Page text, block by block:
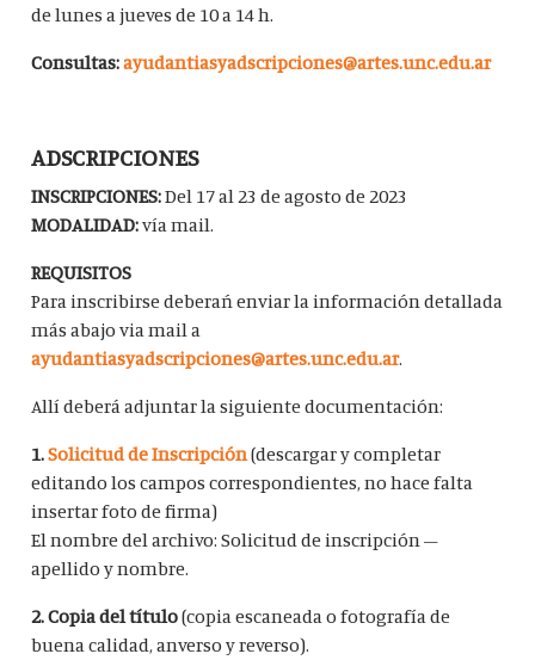
de lunes a jueves de 10 a 14 h.
Consultas:ayudantiasyadscripciones@artes.unc.edu.ar
ADSCRIPCIONES
INSCRIPCIONES:Del 17 al 23 de agosto de 2023
MODALIDAD:vía mail.
REQUISITOS
Para inscribirse deberań enviar la información detallada
más abajo via mail a
ayudantiasyadscripciones@artes.unc.edu.ar.
Allí deberá adjuntar la siguiente documentación:
1.Solicitud de Inscripción(descargar y completar
editando los campos correspondientes, no hace falta
insertar foto de firma)
El nombre del archivo: Solicitud de inscripción –
apellido y nombre.
2. Copia del título(copia escaneada o fotografía de
buena calidad, anverso y reverso).